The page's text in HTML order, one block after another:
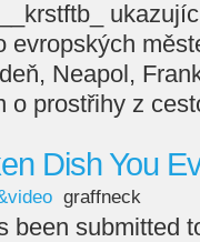
evropských
Neapol,
o prostřihy z
Dish You
graffneck
been submitted